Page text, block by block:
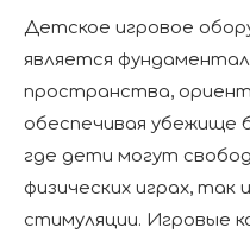
Детское игровое
является
пространства,
обеспечивая убежище
где дети могут
физических играх, так
стимуляции. Игровые